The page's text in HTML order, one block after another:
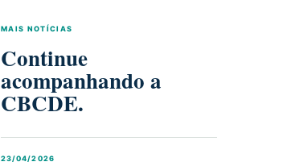
MAIS NOTÍCIAS
Continue
acompanhando a
CBCDE.
23/04/2026